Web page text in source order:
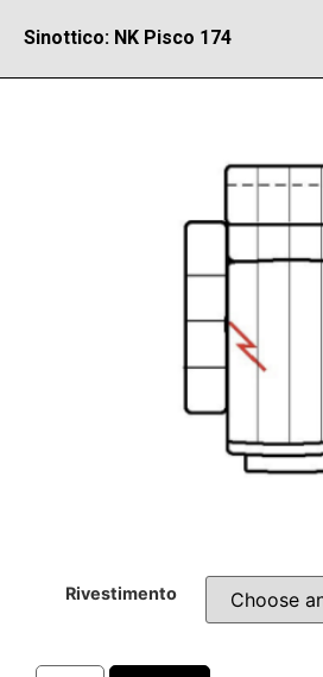
Sinottico: NK Pisco 174
Rivestimento